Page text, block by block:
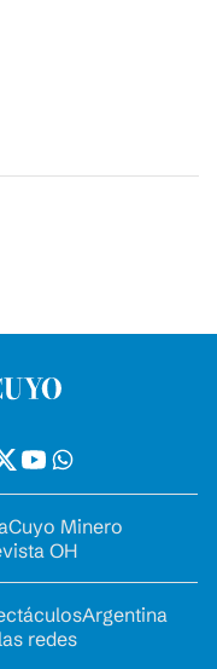
Cuyo Minero
OH
Argentina
redes